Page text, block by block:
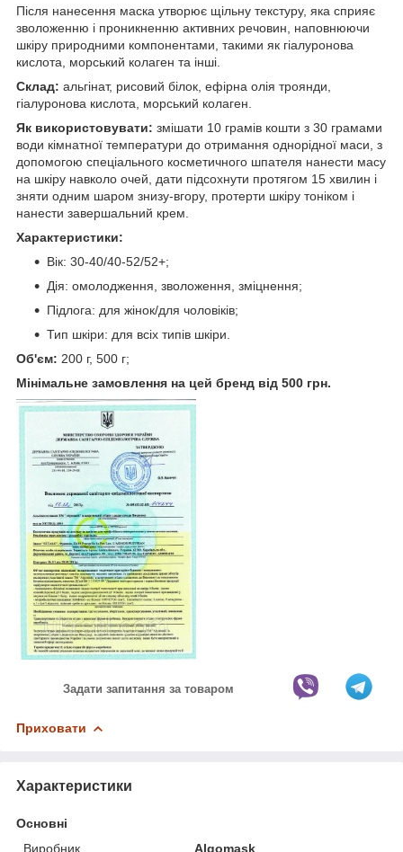
Після нанесення маска утворює щільну текстуру, яка сприяє
зволоженню і проникненню активних речовин, наповнюючи
шкіру природними компонентами, такими як гіалуронова
кислота, морський колаген та інші.
Склад: альгінат, рисовий білок, ефірна олія троянди,
гіалуронова кислота, морський колаген.
Як використовувати: змішати 10 грамів кошти з 30 грамами
води кімнатної температури до отримання однорідної маси, з
допомогою спеціального косметичного шпателя нанести масу
на шкіру навколо очей, дати підсохнути протягом 15 хвилин і
зняти одним шаром знизу-вгору, протерти шкіру тоніком і
нанести завершальний крем.
Характеристики:
Вік: 30-40/40-52/52+;
Дія: омолодження, зволоження, зміцнення;
Підлога: для жінок/для чоловіків;
Тип шкіри: для всіх типів шкіри.
Об'єм: 200 г, 500 г;
Мінімальне замовлення на цей бренд від 500 грн.
Задати запитання за товаром
Приховати
Характеристики
Основні
Виробник
Algomask